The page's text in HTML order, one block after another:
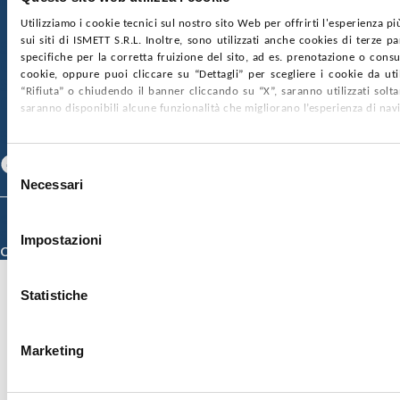
Utilizziamo i cookie tecnici sul nostro sito Web per offrirti l'esperienza
sui siti di ISMETT S.R.L. Inoltre, sono utilizzati anche cookies di terze
specifiche per la corretta fruizione del sito, ad es. prenotazione o
cookie, oppure puoi cliccare su “Dettagli” per scegliere i cookie da
“Rifiuta” o chiudendo il banner cliccando su “X”, saranno utilizzati
saranno disponibili alcune funzionalità che migliorano l’esperienza di
Selezione
delNecessari
Impostazioni
Statistiche
Marketing
SOCIETÀ TRASPARENTE WHISTLEBLOWING
GARE E CONTRATTIPRIVACYCOOKIE POLICY
SOSTIENICIMAPPA DEL SITOACCESSIBILITÀ
CONTATTI
Specializzazione)
Credits